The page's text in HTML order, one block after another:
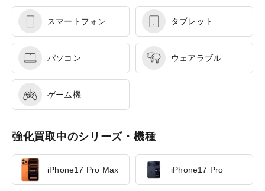
スマートフォン タブレット
パソコン ウェアラブル
ゲーム機
強化買取中のシリーズ・機種
iPhone17 Pro Max iPhone17 Pro